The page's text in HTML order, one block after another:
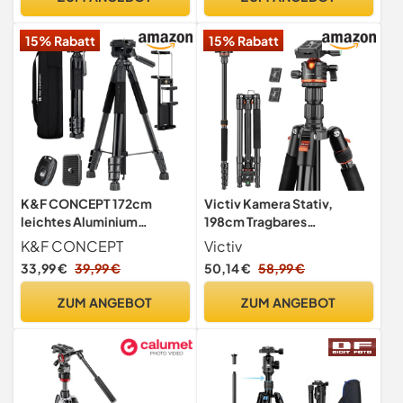
für alle DSRL-Kameras,
15% Rabatt
K&F CONCEPT 172cm
leichtes Aluminium
Kamerastativ mit Tasche
K&F CONCEPT
33,99 € 39,99 €
ZUM ANGEBOT
15% Rabatt
Victiv Kamera Stativ,
198cm Tragbares
Reisestativ, 2-in-1 Dreibein
Stativ & Einbeinstativ mit
360° Panorama Kugelkopf
Aluminium Camera Tripod,
Smartphone
Victiv
50,14 € 58,99 €
ZUM ANGEBOT